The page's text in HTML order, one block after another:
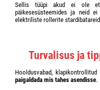
Sellis tüüpi akud ei ole
päikesesüsteemides ja neid
elektriliste rollerite
Turvalisus ja
Hooldusvabad, klapikontrollitud
paigaldada mis tahes asendisse.